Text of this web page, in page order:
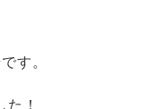
す。
！